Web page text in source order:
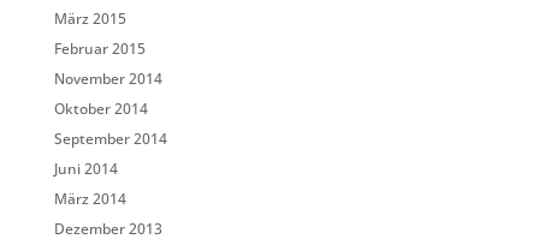
März 2015
Februar 2015
November 2014
Oktober 2014
September 2014
Juni 2014
März 2014
Dezember 2013